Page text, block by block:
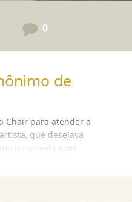
0
de
Chair para atender a
que desejava
uma cesta com